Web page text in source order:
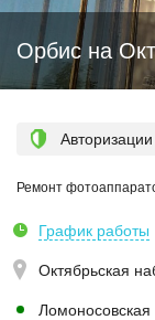
Орбис на
Авторизации
Ремонт
График работы
Октябрьская
Ломоносовская